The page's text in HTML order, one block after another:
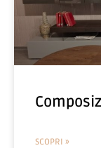
SCOPRI »